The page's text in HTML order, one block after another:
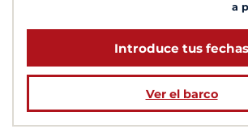
a
Introduce tus fechas
Ver el barco